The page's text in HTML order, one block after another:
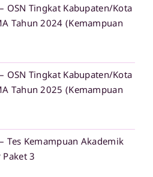
OSN Tingkat Kabupaten/Kota
Tahun 2024 (Kemampuan
OSN Tingkat Kabupaten/Kota
Tahun 2025 (Kemampuan
Tes Kemampuan Akademik
Paket 3